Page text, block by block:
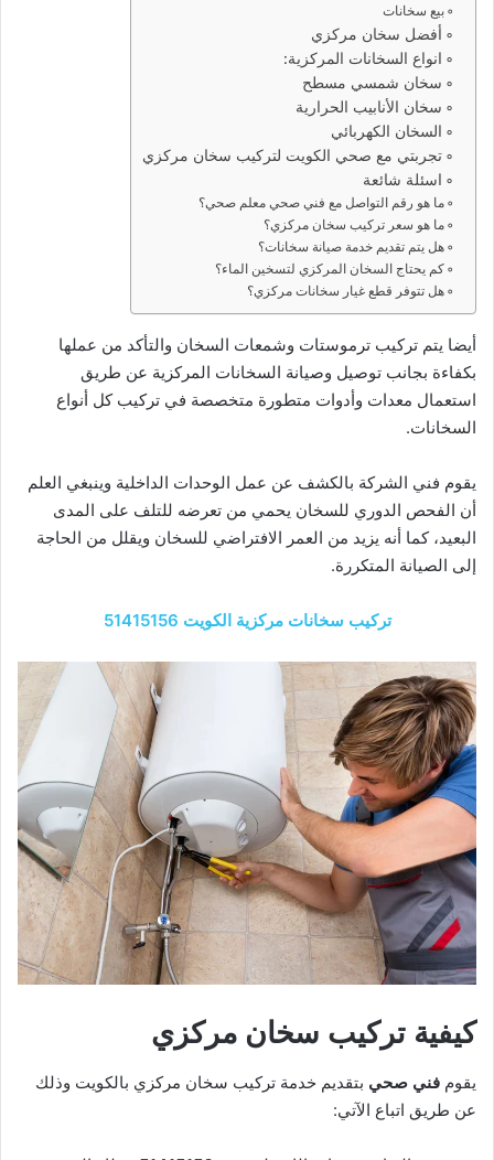
بيع سخانات
أفضل سخان مركزي
انواع السخانات المركزية:
سخان شمسي مسطح
سخان الأنابيب الحرارية
السخان الكهربائي
تجربتي مع صحي الكويت لتركيب سخان مركزي
اسئلة شائعة
ما هو رقم التواصل مع فني صحي معلم صحي؟
ما هو سعر تركيب سخان مركزي؟
هل يتم تقديم خدمة صيانة سخانات؟
كم يحتاج السخان المركزي لتسخين الماء؟
هل تتوفر قطع غيار سخانات مركزي؟
أيضا يتم تركيب ترموستات وشمعات السخان والتأكد من عملها
بكفاءة بجانب توصيل وصيانة السخانات المركزية عن طريق
استعمال معدات وأدوات متطورة متخصصة في تركيب كل أنواع
السخانات.
يقوم فني الشركة بالكشف عن عمل الوحدات الداخلية وينبغي العلم
أن الفحص الدوري للسخان يحمي من تعرضه للتلف على المدى
البعيد، كما أنه يزيد من العمر الافتراضي للسخان ويقلل من الحاجة
إلى الصيانة المتكررة.
تركيب سخانات مركزية الكويت 51415156
كيفية تركيب سخان مركزي
يقوم فني صحي بتقديم خدمة تركيب سخان مركزي بالكويت وذلك
عن طريق اتباع الآتي: